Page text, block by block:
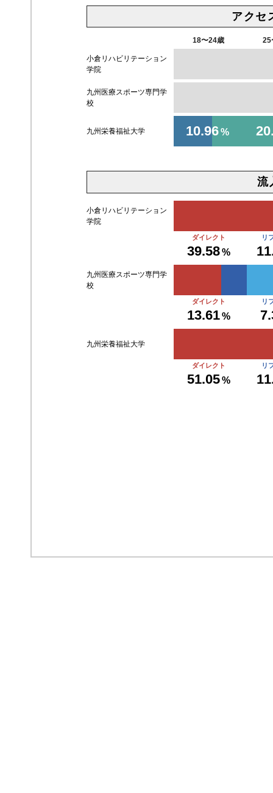
アクセ
18〜24歳 25
小倉リハビリテーション
学院
九州医療スポーツ専門学
校
九州栄養福祉大学 10.96%
流
小倉リハビリテーション
学院
ダイレクト
39.58%
リ
九州医療スポーツ専門学
校
ダイレクト
13.61%
リ
九州栄養福祉大学
ダイレクト
51.05%
リ